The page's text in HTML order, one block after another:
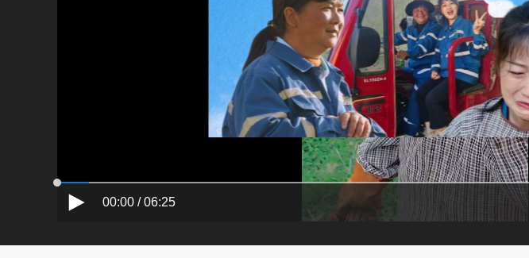
00:00 / 06:25